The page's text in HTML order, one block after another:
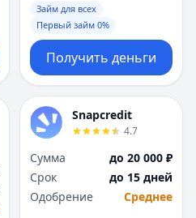
Займ для всех
Первый займ 0%
Получить деньги
Snapcredit
4.7
Сумма
до 20 000 ₽
Срок
до 15 дней
Одобрение
Среднее